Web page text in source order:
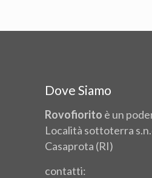
Dove Siamo
Rovofiorito è un
Località sottoterra
Casaprota (RI)
contatti: